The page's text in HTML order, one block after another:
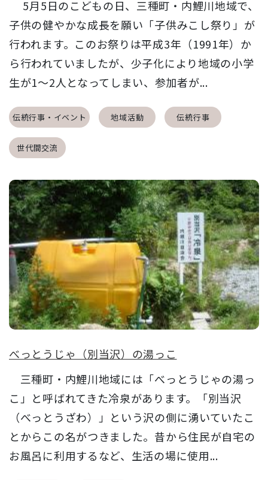
5月5日のこどもの日、三種町・内鯉川地域で、
子供の健やかな成長を願い「子供みこし祭り」が
行われます。このお祭りは平成3年（1991年）か
ら行われていましたが、少子化により地域の小学
生が1～2人となってしまい、参加者が...
伝統行事・イベント 地域活動 伝統行事
世代間交流
べっとうじゃ（別当沢）の湯っこ
三種町・内鯉川地域には「べっとうじゃの湯っ
こ」と呼ばれてきた冷泉があります。「別当沢
（べっとうざわ）」という沢の側に湧いていたこ
とからこの名がつきました。昔から住民が自宅の
お風呂に利用するなど、生活の場に使用...